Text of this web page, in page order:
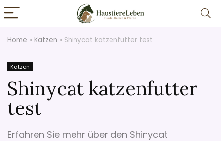
Home » Katzen » Shinycat katzenfutter test
Katzen
Shinycat katzenfutter
test
Erfahren Sie mehr über den Shinycat